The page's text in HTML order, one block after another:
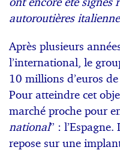
ont encore été signés
autoroutières
Après plusieurs
l’international, le
10 millions d’euros
Pour atteindre cet
marché proche pour
national” :
repose sur une